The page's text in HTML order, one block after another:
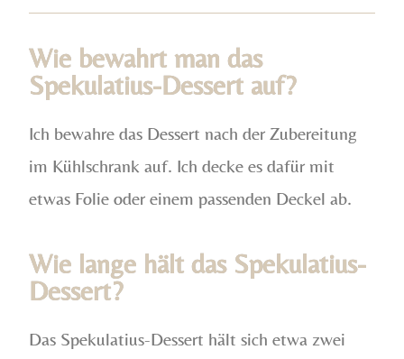
Wie bewahrt man das
Spekulatius-Dessert auf?
Ich bewahre das Dessert nach der Zubereitung
im Kühlschrank auf. Ich decke es dafür mit
etwas Folie oder einem passenden Deckel ab.
Wie lange hält das Spekulatius-
Dessert?
Das Spekulatius-Dessert hält sich etwa zwei